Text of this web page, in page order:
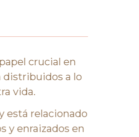
crucial en
distribuidos a lo
vida.
está relacionado
y enraizados en